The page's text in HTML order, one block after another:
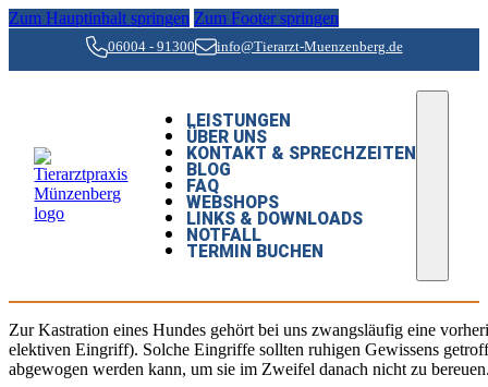
Zum Hauptinhalt springen Zum Footer springen
06004 - 91300 info@Tierarzt-Muenzenberg.de
LEISTUNGEN
ÜBER UNS
KONTAKT & SPRECHZEITEN
BLOG
FAQ
WEBSHOPS
LINKS & DOWNLOADS
NOTFALL
TERMIN BUCHEN
Zur Kastration eines Hundes gehört bei uns zwangsläufig eine
elektiven Eingriff). Solche Eingriffe sollten ruhigen Gewissens
abgewogen werden kann, um sie im Zweifel danach nicht zu